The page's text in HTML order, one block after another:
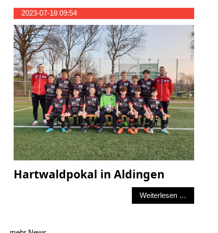
2023-07-18 09:54
Hartwaldpokal in Aldingen
Weiterlesen …